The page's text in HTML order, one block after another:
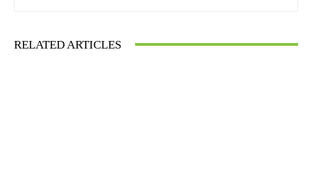
RELATED ARTICLES